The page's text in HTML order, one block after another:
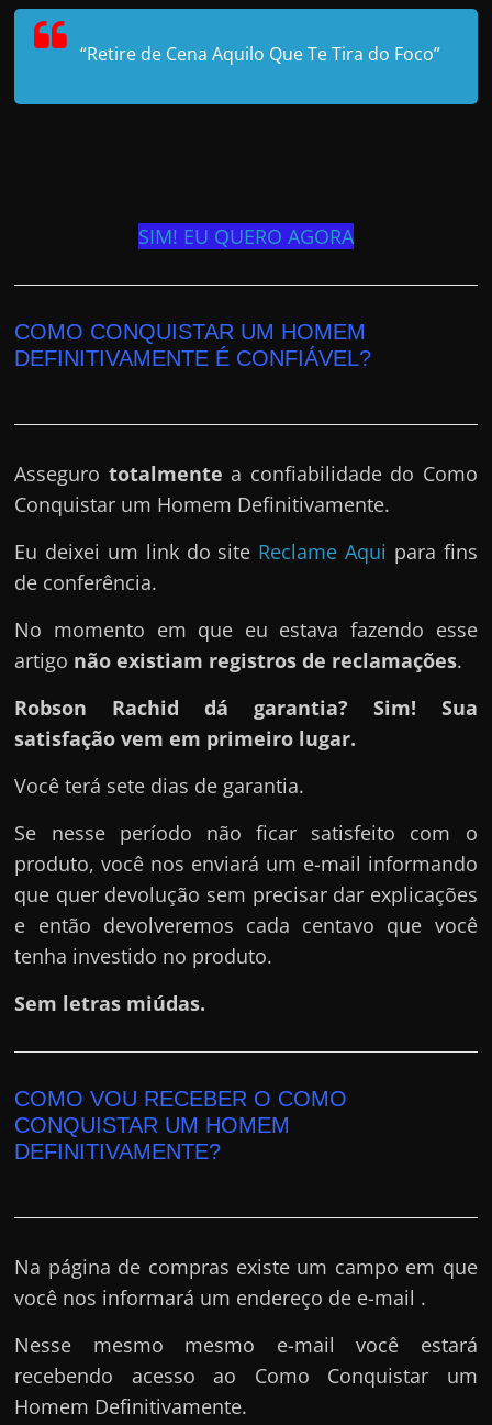
“Retire de Cena Aquilo Que Te Tira do Foco”
SIM! EU QUERO AGORA
COMO CONQUISTAR UM HOMEM
DEFINITIVAMENTE É CONFIÁVEL?
Asseguro totalmente a confiabilidade do Como
Conquistar um Homem Definitivamente.
Eu deixei um link do site Reclame Aqui para fins
de conferência.
No momento em que eu estava fazendo esse
artigo não existiam registros de reclamações.
Robson Rachid dá garantia? Sim! Sua
satisfação vem em primeiro lugar.
Você terá sete dias de garantia.
Se nesse período não ficar satisfeito com o
produto, você nos enviará um e-mail informando
que quer devolução sem precisar dar explicações
e então devolveremos cada centavo que você
tenha investido no produto.
Sem letras miúdas.
COMO VOU RECEBER O COMO
CONQUISTAR UM HOMEM
DEFINITIVAMENTE?
Na página de compras existe um campo em que
você nos informará um endereço de e-mail .
Nesse mesmo mesmo e-mail você estará
recebendo acesso ao Como Conquistar um
Homem Definitivamente.